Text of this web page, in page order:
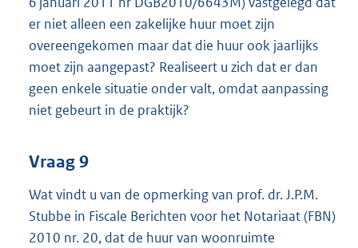
er niet alleen een zakelijke huur moet zijn
overeengekomen maar dat die huur ook jaarlijks
moet zijn aangepast? Realiseert u zich dat er dan
geen enkele situatie onder valt, omdat aanpassing
niet gebeurt in de praktijk?
Vraag 9
Wat vindt u van de opmerking van prof. dr. J.P.M.
Stubbe in Fiscale Berichten voor het Notariaat (FBN)
2010 nr. 20, dat de huur van woonruimte